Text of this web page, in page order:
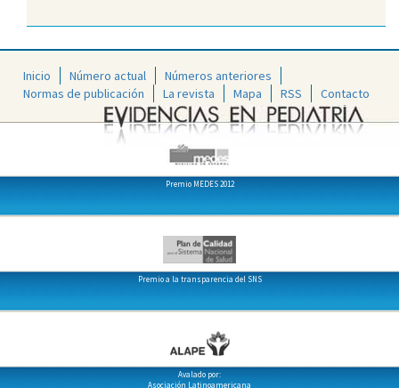
Inicio Número actual
Números anteriores
Normas de publicación
La revista Mapa RSS Contacto
Premio MEDES 2012
Premio a la transparencia del SNS
Avalado por:
Asociación Latinoamericana